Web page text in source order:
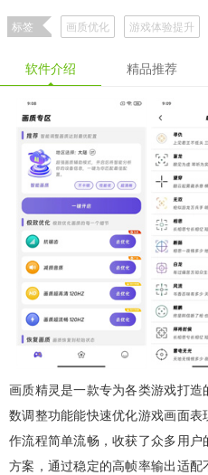
标签 画质优化 游戏体验提升
软件介绍 精品推荐
画质精灵是一款专为各类游戏打
数调整功能能快速优化游戏画面
作流程简单流畅，收获了众多用
方案，通过稳定的高帧率输出适